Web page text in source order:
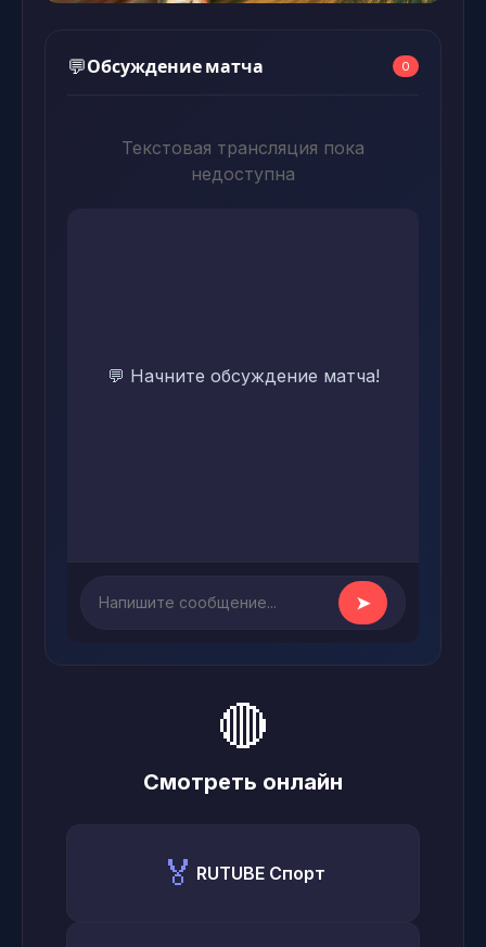
💬Обсуждение матча 0
Текстовая трансляция пока
недоступна
💬 Начните обсуждение матча!
➤
🔴
Смотреть онлайн
🏅 RUTUBE Спорт